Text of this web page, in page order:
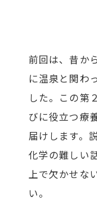
前回は、昔か
に温泉と関わ
した。この第
びに役立つ療
届けします。
化学の難しい
上で欠かせな
い。